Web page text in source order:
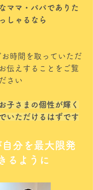
ママ・パパでありた
しゃるなら
時間を取っていただ
伝えすることをご覧
さい
子さまの個性が輝く
いただけるはずです
分を最大限発
るように